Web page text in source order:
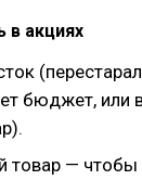
в акциях
бюджет, или
товар — чтобы